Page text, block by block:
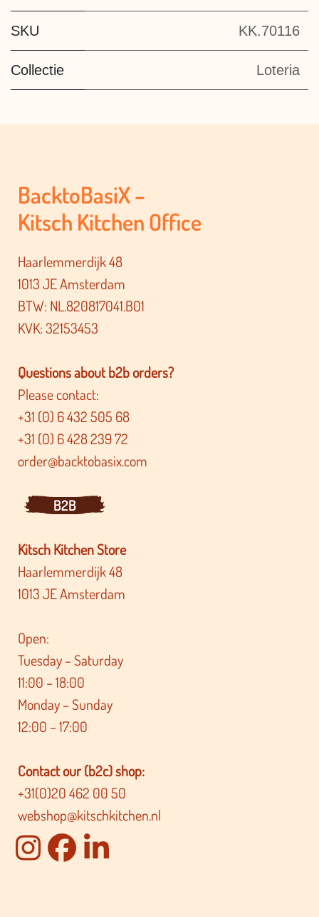
SKU KK.70116
Collectie Loteria
BacktoBasiX –
Kitsch Kitchen Office
Haarlemmerdijk 48
1013 JE Amsterdam
BTW: NL.820817041.B01
KVK: 32153453
Questions about b2b orders?
Please contact:
+31 (0) 6 432 505 68
+31 (0) 6 428 239 72
order@backtobasix.com
B2B
Kitsch Kitchen Store
Haarlemmerdijk 48
1013 JE Amsterdam
Open:
Tuesday – Saturday
11:00 – 18:00
Monday – Sunday
12:00 – 17:00
Contact our (b2c) shop:
+31(0)20 462 00 50
webshop@kitschkitchen.nl